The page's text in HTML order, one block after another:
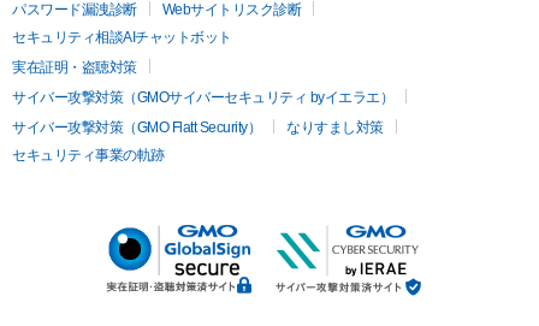
パスワード漏洩診断
Webサイトリスク診断
セキュリティ相談AIチャットボット
実在証明・盗聴対策
サイバー攻撃対策（GMOサイバーセキュリティ byイエラエ）
サイバー攻撃対策（GMO Flatt Security）
なりすまし対策
セキュリティ事業の軌跡